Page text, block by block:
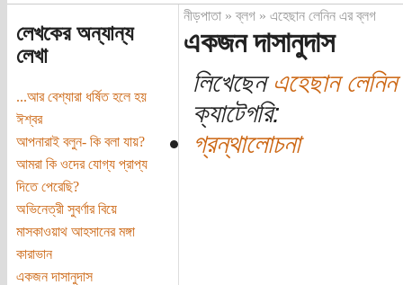
লেখকের অন্যান্য
লেখা
...আর বেশ্যারা ধর্ষিত হলে হয়
ঈশ্বর
আপনারাই বলুন- কি বলা যায়?
আমরা কি ওদের যোগ্য প্রাপ্য
দিতে পেরেছি?
অভিনেত্রী সুবর্ণার বিয়ে
মাসকাওয়াথ আহসানের মঙ্গা
কারাভান
একজন দাসানুদাস
নীড়পাতা»ব্লগ» এহেছান লেনিন এর ব্লগ
একজন দাসানুদাস
লিখেছেনএহেছান লেনিন
ক্যাটেগরি:
গ্রন্থালোচনা